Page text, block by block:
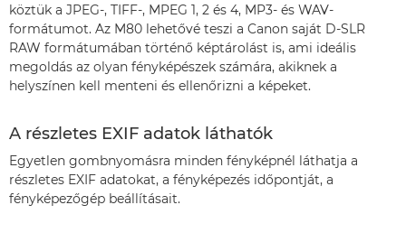
köztük a JPEG-, TIFF-, MPEG 1, 2 és 4, MP3- és WAV-
formátumot. Az M80 lehetővé teszi a Canon saját D-SLR
RAW formátumában történő képtárolást is, ami ideális
megoldás az olyan fényképészek számára, akiknek a
helyszínen kell menteni és ellenőrizni a képeket.
A részletes EXIF adatok láthatók
Egyetlen gombnyomásra minden fényképnél láthatja a
részletes EXIF adatokat, a fényképezés időpontját, a
fényképezőgép beállításait.